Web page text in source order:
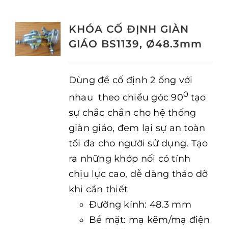
KHÓA CỐ ĐỊNH GIÀN
GIÁO BS1139, Ø48.3mm
Dùng để cố định 2 ống với
nhau theo chiều góc 900 tạo
sự chắc chắn cho hệ thống
giàn giáo, đem lại sự an toàn
tối đa cho người sử dụng. Tạo
ra những khớp nối có tính
chịu lực cao, dễ dàng tháo dỡ
khi cần thiết
Đường kính: 48.3 mm
Bề mặt: mạ kẽm/mạ điện